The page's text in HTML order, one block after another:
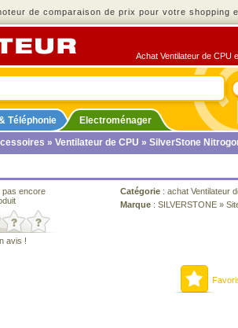
de comparaison de prix pour votre shopping
Achat Ventilateur de CPU
Téléphonie
Electroménager
» Ventilateur de CPU » SilverStone
pas encore
avis !
Catégorie : achat Ventilateur
Marque : SILVERSTONE »